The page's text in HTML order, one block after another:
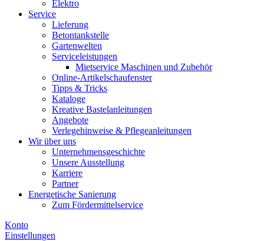
Elektro
Service
Lieferung
Betontankstelle
Gartenwelten
Serviceleistungen
Mietservice Maschinen und Zubehör
Online-Artikelschaufenster
Tipps & Tricks
Kataloge
Kreative Bastelanleitungen
Angebote
Verlegehinweise & Pflegeanleitungen
Wir über uns
Unternehmensgeschichte
Unsere Ausstellung
Karriere
Partner
Energetische Sanierung
Zum Fördermittelservice
Konto
Einstellungen